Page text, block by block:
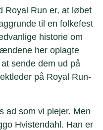
Royal Run er, at løbet
til en folkefest
historie om
her oplagte
sende dem ud på
på Royal Run-
ad som vi plejer. Men
Hvistendahl. Han er